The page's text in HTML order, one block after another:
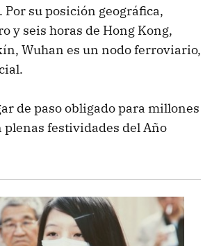
Por su posición geográfica,
y seis horas de Hong Kong,
Wuhan es un nodo ferroviario,
de paso obligado para millones
plenas festividades del Año